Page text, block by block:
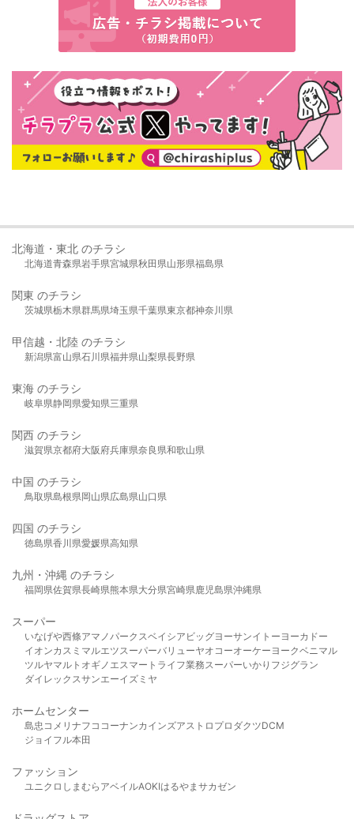
北海道・東北 のチラシ
北海道青森県岩手県宮城県秋田県山形県福島県
関東 のチラシ
茨城県栃木県群馬県埼玉県千葉県東京都神奈川県
甲信越・北陸 のチラシ
新潟県富山県石川県福井県山梨県長野県
東海 のチラシ
岐阜県静岡県愛知県三重県
関西 のチラシ
滋賀県京都府大阪府兵庫県奈良県和歌山県
中国 のチラシ
鳥取県島根県岡山県広島県山口県
四国 のチラシ
徳島県香川県愛媛県高知県
九州・沖縄 のチラシ
福岡県佐賀県長崎県熊本県大分県宮崎県鹿児島県沖縄県
スーパー
いなげや西條アマノパークスベイシア ビッグヨーサンイトーヨーカドー
イオンカスミ マルエツスーパーバリューヤオコーオーケー ヨークベニマル
ツルヤマルト オギノ エスマート ライフ業務スーパーいかり フジグラン
ダイレックスサンエーイズミヤ
ホームセンター
島忠 コメリ ナフコ コーナンカインズアストロプロダクツDCM
ジョイフル本田
ファッション
ユニクロ しまむら アベイルAOKIはるやま サカゼン